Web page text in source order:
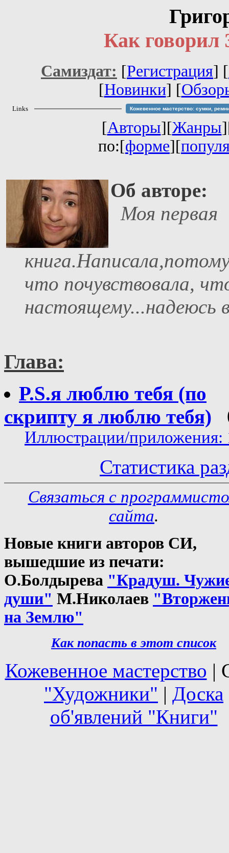
Как говорил
Самиздат: [Регистрация] [
[Новинки] [
Links Кожевенное мастерство: сумки,
[Авторы][Жанры
по:[форме][
Об авторе:
Моя первая
что почувствовала,
настоящему...надеюсь
Глава:
P.S.я люблю тебя (по
скрипту я люблю тебя)
Иллюстрации/приложения:
Статистика
Связаться с
сайта.
Новые книги авторов СИ,
вышедшие из печати:
О.Болдырева "Крадуш.
души" М.Николаев
на Землю"
Как попасть в этoт список
Кожевенное мастерство |
"Художники" | Доска
об'явлений "Книги"